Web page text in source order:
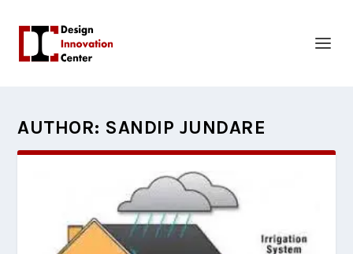
AUTHOR: SANDIP JUNDARE